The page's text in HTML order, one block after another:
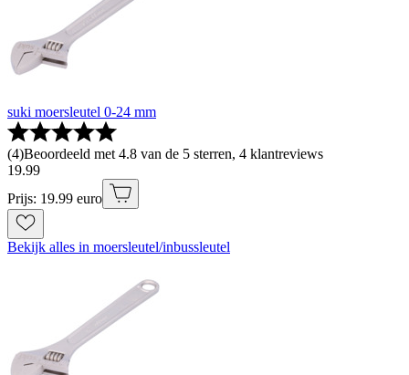
suki moersleutel 0-24 mm
(4)Beoordeeld met 4.8 van de 5 sterren, 4 klantreviews
19.99
Prijs: 19.99 euro
Bekijk alles in moersleutel/inbussleutel